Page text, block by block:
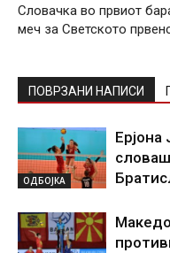
Словачка во првиот
меч за Светското
ПОВРЗАНИ НАПИСИ
ОДБОЈКА
Ерјона